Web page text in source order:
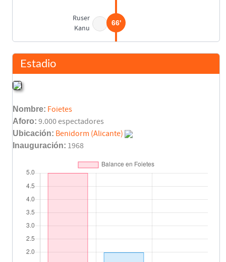
Ruser
Kanu
66'
70'
Inicio pr�rroga
Estadio
Nombre: Foietes
Aforo: 9.000 espectadores
Ubicación: Benidorm (Alicante)
Inauguración: 1968